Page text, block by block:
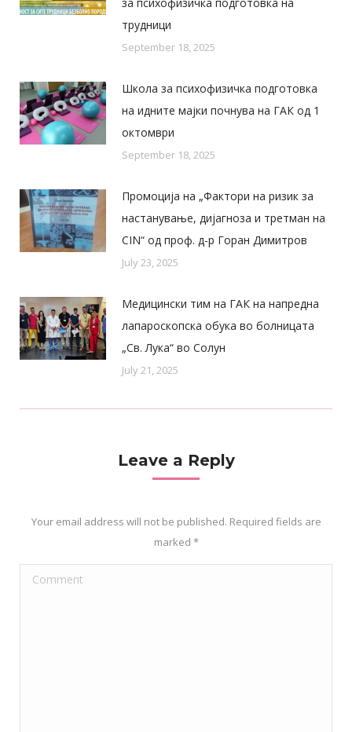
трудници
September 18, 2025
Школа за психофизичка подготовка
на идните мајки почнува на ГАК од 1
октомври
September 18, 2025
Промоција на „Фактори на ризик за
настанување, дијагноза и третман на
CIN“ од проф. д-р Горан Димитров
July 23, 2025
Медицински тим на ГАК на напредна
лапароскопска обука во болницата
„Св. Лука“ во Солун
July 21, 2025
Leave a Reply
Your email address will not be published. Required fields are
marked *
Comment